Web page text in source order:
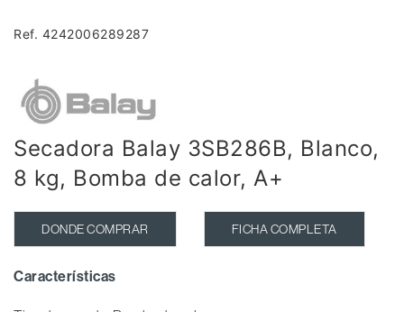
Ref. 4242006289287
Secadora Balay 3SB286B, Blanco,
8 kg, Bomba de calor, A+
DONDE COMPRAR FICHA COMPLETA
Características